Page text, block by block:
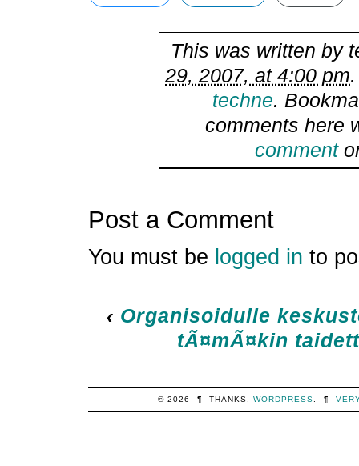
This was written by
29, 2007, at 4:00 pm
techne.
comments here
comment
Post a Comment
You must be logged in to
‹ Organisoidulle
tÃ¤mÃ¤kin
© 2026 ¶ THANKS, WORDPRESS ¶